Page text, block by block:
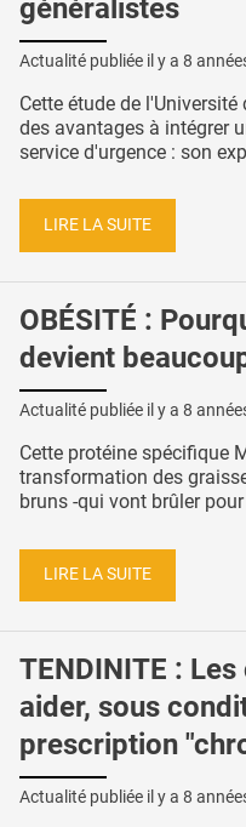
généralistes
Actualité publiée il y a 8
Cette étude de
des avantages à intégrer
service d'urgence : son
LIRE LA SUITE
OBÉSITÉ :
devient
Actualité publiée il y a 8
Cette protéine spécifique
transformation des
bruns -qui vont brûler
LIRE LA SUITE
TENDINITE :
aider, sous
prescription
Actualité publiée il y a 8